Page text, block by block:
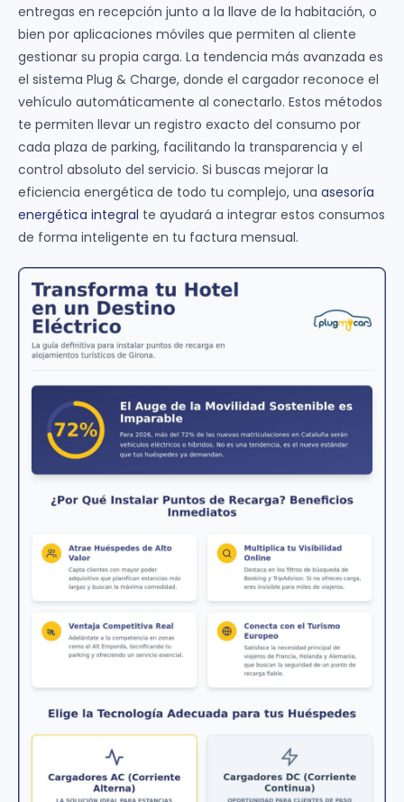
entregas en recepción junto a la llave de la habitación, o
bien por aplicaciones móviles que permiten al cliente
gestionar su propia carga. La tendencia más avanzada es
el sistema Plug & Charge, donde el cargador reconoce el
vehículo automáticamente al conectarlo. Estos métodos
te permiten llevar un registro exacto del consumo por
cada plaza de parking, facilitando la transparencia y el
control absoluto del servicio. Si buscas mejorar la
eficiencia energética de todo tu complejo, una asesoría
energética integral te ayudará a integrar estos consumos
de forma inteligente en tu factura mensual.